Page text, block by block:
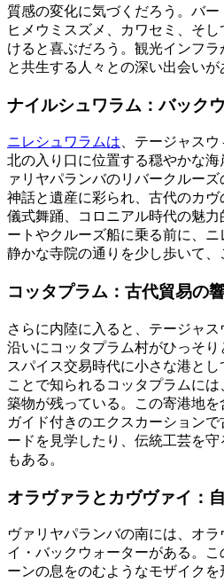
質感の変化に気づくだろう。バー
ヒメウミスズメ、カワセミ、そ
けると喜ぶだろう。観光インフ
と共生する人々との深い出会いが
ナイルシュワラム：バック
ニレシュワラムは、テージャス
北の入り口に位置する穏やかな
ァリヤパランバのリバークルー
神話と遺産に彩られ、古代のカ
儀式舞踊、コロニアル時代の魅
ートやクルーズ船に乗る前に、ニ
静かな寺院の通りを少し歩いて、
コッタプラム：古代貿易の
さらに内陸に入ると、テージャ
沿いにコッタプラム村がひっそ
スパイス交易時代に小さな港と
ことで知られるコッタプラムに
築物が残っている。この寄港地を
ガイド付きのエクスカーション
ードを見学したり、伝統工芸を
もある。
オラヴァラとカヴヴァイ：
ヴァリヤパランバの南には、オ
イ・バックウォーターがある。
ーンの息をのむようなモザイクを